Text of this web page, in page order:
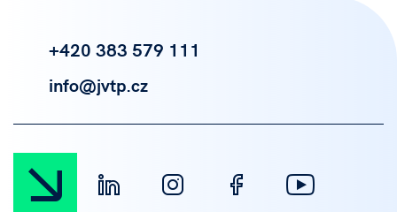
+420 383 579 111
info@jvtp.cz